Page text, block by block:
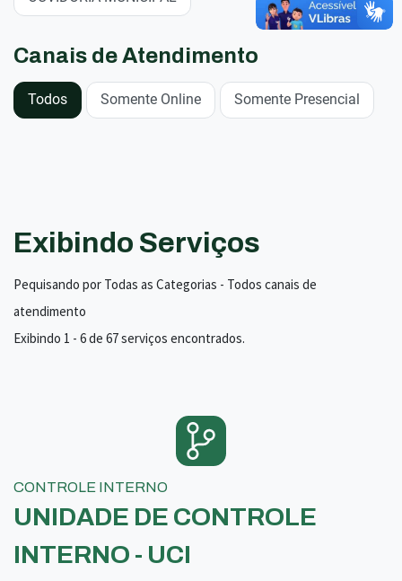
Canais de Atendimento
Todos Somente Online Somente Presencial
Exibindo Serviços
Pequisando por Todas as Categorias - Todos canais de
atendimento
Exibindo 1 - 6 de 67 serviços encontrados.
CONTROLE INTERNO
UNIDADE DE CONTROLE
INTERNO - UCI